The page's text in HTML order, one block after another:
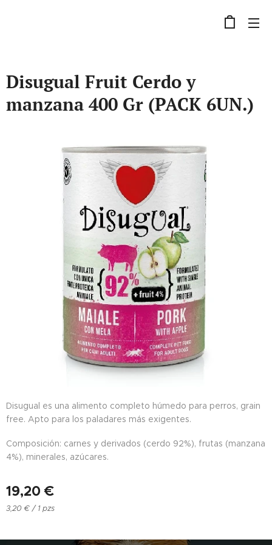
Disugual Fruit Cerdo y
manzana 400 Gr (PACK 6UN.)
Disugual es una alimento completo húmedo para perros, grain
free. Apto para los paladares más exigentes.
Composición: carnes y derivados (cerdo 92%), frutas (manzana
4%), minerales, azúcares.
19,20 €
3,20 € / 1 pzs